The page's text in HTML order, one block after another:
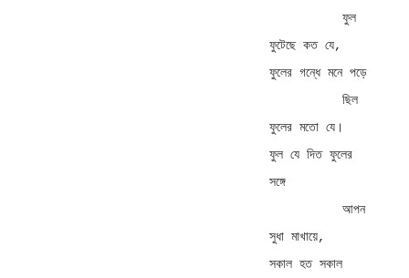
ফুটেছে কত যে,
ফুলের গন্ধে মনে পড়ে
ফুলের মতো যে।
ফুল যে দিত ফুলের
সঙ্গে
সুধা মাখায়ে,
সকাল হত সকাল